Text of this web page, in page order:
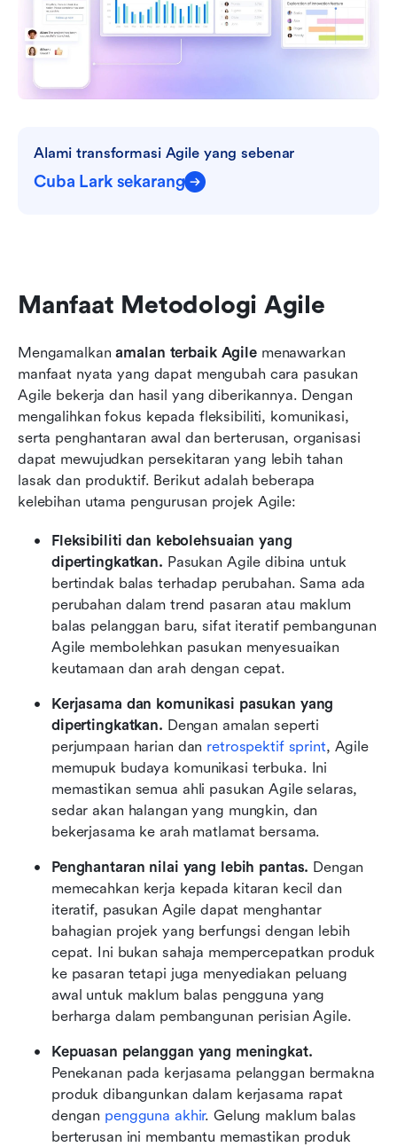
Alami transformasi Agile yang sebenar
Cuba Lark sekarang
Manfaat Metodologi Agile
Mengamalkan amalan terbaik Agile menawarkan
manfaat nyata yang dapat mengubah cara pasukan
Agile bekerja dan hasil yang diberikannya. Dengan
mengalihkan fokus kepada fleksibiliti, komunikasi,
serta penghantaran awal dan berterusan, organisasi
dapat mewujudkan persekitaran yang lebih tahan
lasak dan produktif. Berikut adalah beberapa
kelebihan utama pengurusan projek Agile:
Fleksibiliti dan kebolehsuaian yang
dipertingkatkan. Pasukan Agile dibina untuk
bertindak balas terhadap perubahan. Sama ada
perubahan dalam trend pasaran atau maklum
balas pelanggan baru, sifat iteratif pembangunan
Agile membolehkan pasukan menyesuaikan
keutamaan dan arah dengan cepat.
Kerjasama dan komunikasi pasukan yang
dipertingkatkan. Dengan amalan seperti
perjumpaan harian dan retrospektif sprint, Agile
memupuk budaya komunikasi terbuka. Ini
memastikan semua ahli pasukan Agile selaras,
sedar akan halangan yang mungkin, dan
bekerjasama ke arah matlamat bersama.
Penghantaran nilai yang lebih pantas. Dengan
memecahkan kerja kepada kitaran kecil dan
iteratif, pasukan Agile dapat menghantar
bahagian projek yang berfungsi dengan lebih
cepat. Ini bukan sahaja mempercepatkan produk
ke pasaran tetapi juga menyediakan peluang
awal untuk maklum balas pengguna yang
berharga dalam pembangunan perisian Agile.
Kepuasan pelanggan yang meningkat.
Penekanan pada kerjasama pelanggan bermakna
produk dibangunkan dalam kerjasama rapat
dengan pengguna akhir. Gelung maklum balas
berterusan ini membantu memastikan produk